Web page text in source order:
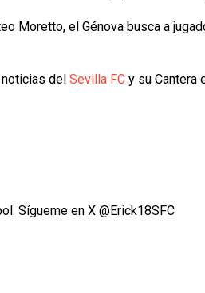
Moretto, el Génova busca a
del Sevilla FC y su Cantera
Sígueme en X @Erick18SFC